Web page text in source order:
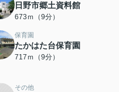
日野市郷土資料館
673ｍ（9分）
保育園
たかはた台保育園
717ｍ（9分）
その他